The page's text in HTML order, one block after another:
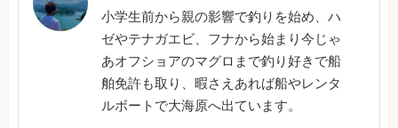
小学生前から親の影響で釣りを始め、ハ
ゼやテナガエビ、フナから始まり今じゃ
あオフショアのマグロまで釣り好きで船
舶免許も取り、暇さえあれば船やレンタ
ルボートで大海原へ出ています。